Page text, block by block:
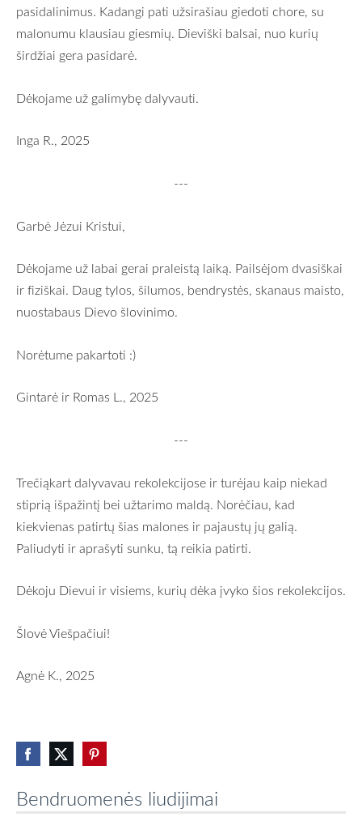
Bendruomenės liudijimai
pasidalinimus. Kadangi pati užsirašiau giedoti chore, su
malonumu klausiau giesmių. Dieviški balsai, nuo kurių
širdžiai gera pasidarė.
Dėkojame už galimybę dalyvauti.
Inga R., 2025
---
Garbė Jėzui Kristui,
Dėkojame už labai gerai praleistą laiką. Pailsėjom dvasiškai
ir fiziškai. Daug tylos, šilumos, bendrystės, skanaus maisto,
nuostabaus Dievo šlovinimo.
Norėtume pakartoti :)
Gintarė ir Romas L., 2025
---
Trečiąkart dalyvavau rekolekcijose ir turėjau kaip niekad
stiprią išpažintį bei užtarimo maldą. Norėčiau, kad
kiekvienas patirtų šias malones ir pajaustų jų galią.
Paliudyti ir aprašyti sunku, tą reikia patirti.
Dėkoju Dievui ir visiems, kurių dėka įvyko šios rekolekcijos.
Šlovė Viešpačiui!
Agnė K., 2025